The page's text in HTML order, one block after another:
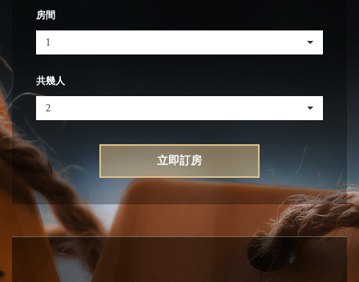
房間
1
共幾人
2
立即訂房